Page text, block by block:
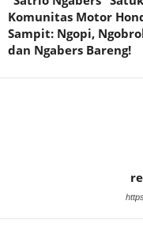
Komunitas Motor
Sampit: Ngopi,
dan Ngabers Bareng!